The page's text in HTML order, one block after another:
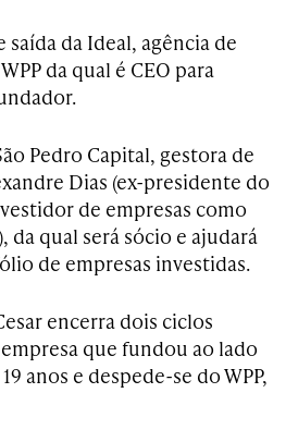
saída da Ideal, agência de
da qual é CEO para
Pedro Capital, gestora de
Dias (ex-presidente do
de empresas como
da qual será sócio e ajudará
de empresas investidas.
encerra dois ciclos
que fundou ao lado
anos e despede-se do WPP,